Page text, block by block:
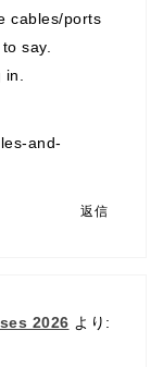
cables/ports
say.
and-
返信
2026 より: